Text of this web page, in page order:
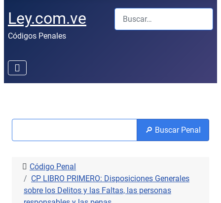
Ley.com.ve
Códigos Penales
Buscar
🔎 Buscar Penal
Código Penal
CP LIBRO PRIMERO: Disposiciones Generales
sobre los Delitos y las Faltas, las personas